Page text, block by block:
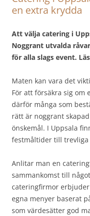
en extra krydda
Att välja catering i
Noggrant utvalda
för alla slags event.
Maten kan vara det
För att försäkra sig om
därför många som
rätt är noggrant
önskemål. I Uppsala
festmåltider till trevliga
Anlitar man en
sammankomst till
cateringfirmor
egna menyer baserat
som värdesätter god